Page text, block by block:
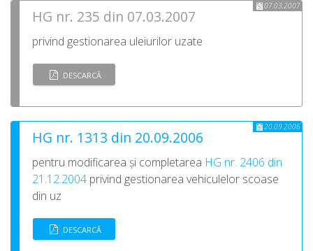
HG nr. 235 din 07.03.2007
privind gestionarea uleiurilor uzate
DESCARCĂ
07.03.2007
HG nr. 1313 din 20.09.2006
pentru modificarea și completarea HG nr. 2406 din
21.12.2004 privind gestionarea vehiculelor scoase
din uz
DESCARCĂ
20.09.2006